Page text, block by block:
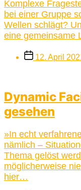
Komplexe
bei einer Gruppe
Wellen schlägt?
eine gemeinsame
Beitragsdatum
12. April
Dynamic
gesehen
»In echt
nämlich –
Thema gelöst
möglicherweise
hier…